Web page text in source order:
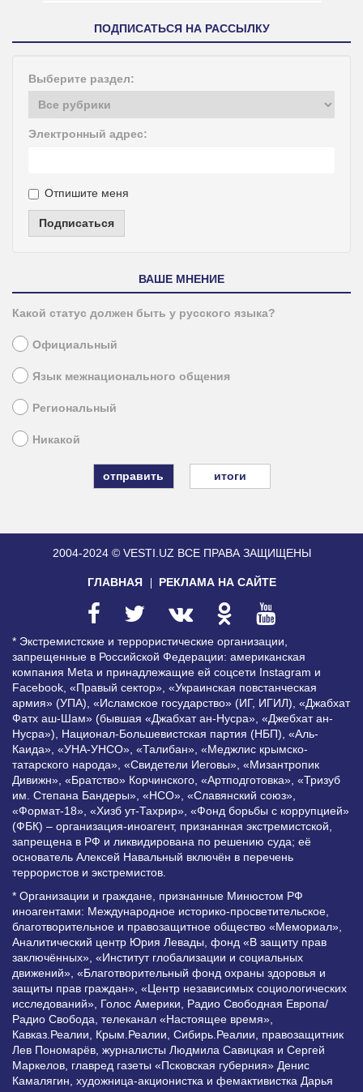
ПОДПИСАТЬСЯ НА РАССЫЛКУ
Выберите раздел:
Электронный адрес:
Отпишите меня
Подписаться
ВАШЕ МНЕНИЕ
Какой статус должен быть у русского языка?
Официальный
Язык межнационального общения
Региональный
Никакой
итоги
2004-2024 © VESTI.UZ ВСЕ ПРАВА ЗАЩИЩЕНЫ
ГЛАВНАЯ РЕКЛАМА НА САЙТЕ
* Экстремистские и террористические организации,
запрещенные в Российской Федерации: американская
компания Meta и принадлежащие ей соцсети Instagram и
Facebook, «Правый сектор», «Украинская повстанческая
армия» (УПА), «Исламское государство» (ИГ, ИГИЛ), «Джабхат
Фатх аш-Шам» (бывшая «Джабхат ан-Нусра», «Джебхат ан-
Нусра»), Национал-Большевистская партия (НБП), «Аль-
Каида», «УНА-УНСО», «Талибан», «Меджлис крымско-
татарского народа», «Свидетели Иеговы», «Мизантропик
Дивижн», «Братство» Корчинского, «Артподготовка», «Тризуб
им. Степана Бандеры», «НСО», «Славянский союз»,
«Формат-18», «Хизб ут-Тахрир», «Фонд борьбы с коррупцией»
(ФБК) – организация-иноагент, признанная экстремистской,
запрещена в РФ и ликвидирована по решению суда; её
основатель Алексей Навальный включён в перечень
террористов и экстремистов.
* Организации и граждане, признанные Минюстом РФ
иноагентами: Международное историко-просветительское,
благотворительное и правозащитное общество «Мемориал»,
Аналитический центр Юрия Левады, фонд «В защиту прав
заключённых», «Институт глобализации и социальных
движений», «Благотворительный фонд охраны здоровья и
защиты прав граждан», «Центр независимых социологических
исследований», Голос Америки, Радио Свободная Европа/
Радио Свобода, телеканал «Настоящее время»,
Кавказ.Реалии, Крым.Реалии, Сибирь.Реалии, правозащитник
Лев Пономарёв, журналисты Людмила Савицкая и Сергей
Маркелов, главред газеты «Псковская губерния» Денис
Камалягин, художница-акционистка и фемактивистка Дарья